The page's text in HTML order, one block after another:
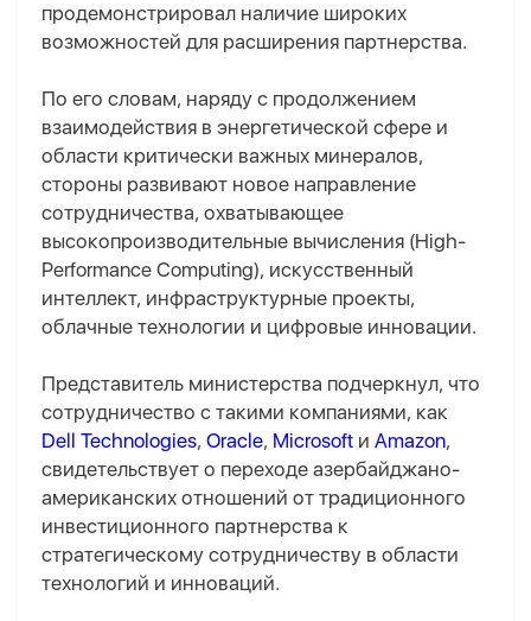
продемонстрировал наличие широких
возможностей для расширения партнерства.
По его словам, наряду с продолжением
взаимодействия в энергетической сфере и
области критически важных минералов,
стороны развивают новое направление
сотрудничества, охватывающее
высокопроизводительные вычисления (High-
Performance Computing), искусственный
интеллект, инфраструктурные проекты,
облачные технологии и цифровые инновации.
Представитель министерства подчеркнул, что
сотрудничество с такими компаниями, как
Dell Technologies, Oracle, Microsoft и Amazon,
свидетельствует о переходе азербайджано-
американских отношений от традиционного
инвестиционного партнерства к
стратегическому сотрудничеству в области
технологий и инноваций.